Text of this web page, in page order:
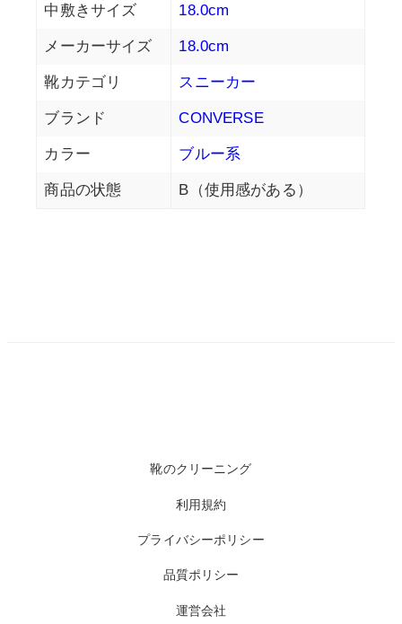
中敷きサイズ 18.0cm
メーカーサイズ 18.0cm
靴カテゴリ スニーカー
ブランド CONVERSE
カラー ブルー系
商品の状態 B（使用感がある）
靴のクリーニング
利用規約
プライバシーポリシー
品質ポリシー
運営会社